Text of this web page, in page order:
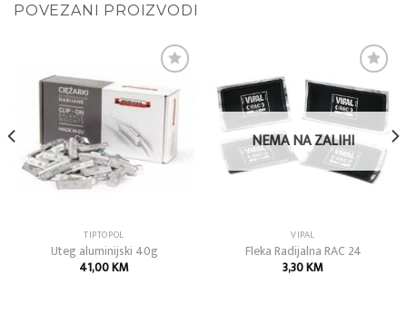
POVEZANI PROIZVODI
Add to
wishlist
TIPTOPOL
Uteg aluminijski 40g
41,00KM
Add to
wishlist
NEMA NA ZALIHI
VIPAL
Fleka Radijalna RAC 24
3,30KM